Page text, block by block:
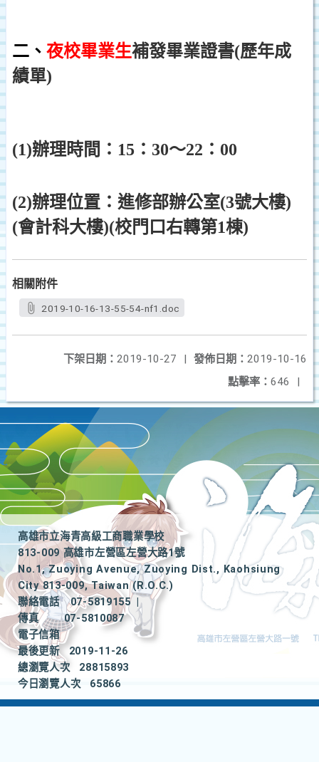
二、 夜校畢業生補發畢業證書(歷年成
績單)
(1)辦理時間：15：30～22：00
(2)辦理位置：進修部辦公室(3號大樓)
(會計科大樓)(校門口右轉第1棟)
相關附件
2019-10-16-13-55-54-nf1.doc
發佈日期： 2019-10-16
下架日期： 2019-10-27
|
點擊率： 646 |
高雄市立海青高級工商職業學校
813-009 高雄市左營區左營大路1號
No.1, Zuoying Avenue, Zuoying Dist., Kaohsiung
City 813-009, Taiwan (R.O.C.)
聯絡電話
07-5819155
|
傳真
07-5810087
電子信箱
最後更新
2019-11-26
總瀏覽人次
28815893
今日瀏覽人次
65866